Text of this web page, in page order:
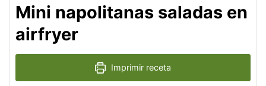
Mini napolitanas saladas en
airfryer
Imprimir receta